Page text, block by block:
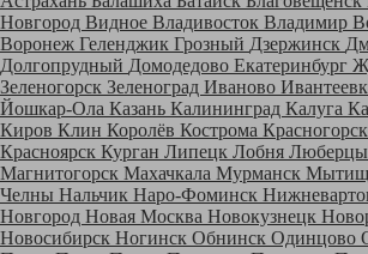
Новгород Видное Владивосток Владимир
Воронеж Геленджик Грозный Дзержинск
Долгопрудный Домодедово Екатеринбург
Зеленогорск Зеленоград Иваново
Йошкар-Ола Казань Калининград Калуга
Киров Клин Королёв Кострома Красногорск
Красноярск Курган Липецк Лобня Люберцы
Магнитогорск Махачкала Мурманск
Челны Нальчик Наро-Фоминск
Новгород Новая Москва Новокузнецк
Новосибирск Ногинск Обнинск Одинцово